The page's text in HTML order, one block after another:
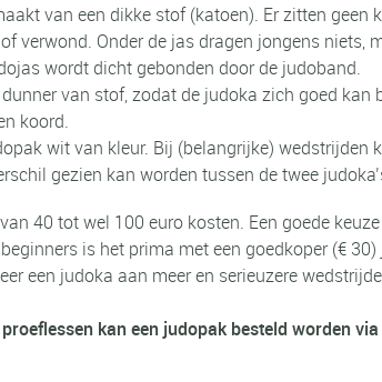
van een dikke stof (katoen). Er zitten geen
verwond. Onder de jas dragen jongens niets,
wordt dicht gebonden door de judoband.
van stof, zodat de judoka zich goed kan
koord.
wit van kleur. Bij (belangrijke) wedstrijden
gezien kan worden tussen de twee
40 tot wel 100 euro kosten. Een goede
is het prima met een goedkoper (€
een judoka aan meer en serieuzere
kan een judopak besteld worden